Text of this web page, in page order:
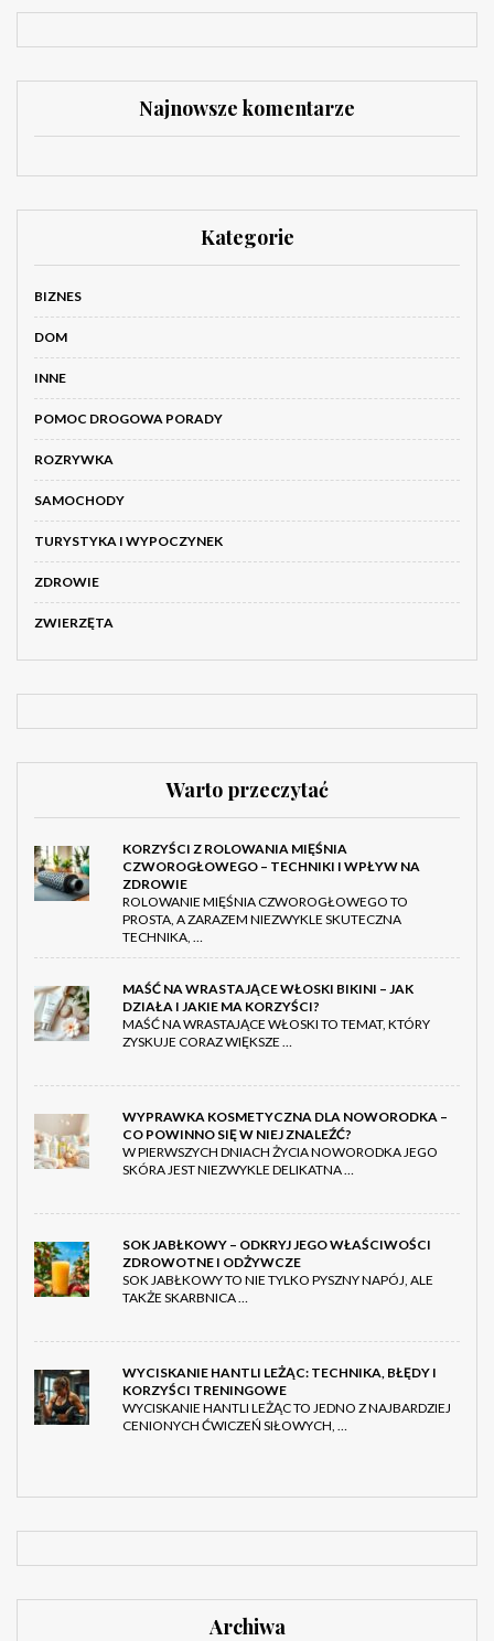
Najnowsze komentarze
Kategorie
BIZNES
DOM
INNE
POMOC DROGOWA PORADY
ROZRYWKA
SAMOCHODY
TURYSTYKA I WYPOCZYNEK
ZDROWIE
ZWIERZĘTA
Warto przeczytać
KORZYŚCI Z ROLOWANIA MIĘŚNIA
CZWOROGŁOWEGO – TECHNIKI I WPŁYW NA
ZDROWIE
ROLOWANIE MIĘŚNIA CZWOROGŁOWEGO TO
PROSTA, A ZARAZEM NIEZWYKLE SKUTECZNA
TECHNIKA, …
MAŚĆ NA WRASTAJĄCE WŁOSKI BIKINI – JAK
DZIAŁA I JAKIE MA KORZYŚCI?
MAŚĆ NA WRASTAJĄCE WŁOSKI TO TEMAT, KTÓRY
ZYSKUJE CORAZ WIĘKSZE …
WYPRAWKA KOSMETYCZNA DLA NOWORODKA –
CO POWINNO SIĘ W NIEJ ZNALEŹĆ?
W PIERWSZYCH DNIACH ŻYCIA NOWORODKA JEGO
SKÓRA JEST NIEZWYKLE DELIKATNA …
SOK JABŁKOWY – ODKRYJ JEGO WŁAŚCIWOŚCI
ZDROWOTNE I ODŻYWCZE
SOK JABŁKOWY TO NIE TYLKO PYSZNY NAPÓJ, ALE
TAKŻE SKARBNICA …
WYCISKANIE HANTLI LEŻĄC: TECHNIKA, BŁĘDY I
KORZYŚCI TRENINGOWE
WYCISKANIE HANTLI LEŻĄC TO JEDNO Z NAJBARDZIEJ
CENIONYCH ĆWICZEŃ SIŁOWYCH, …
Archiwa